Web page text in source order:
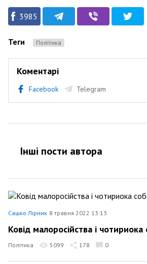
3985
Теги Політика
Коментарі
Facebook Telegram
Інші пости автора
Сашко Лірник 8 травня 2022 13:13
Ковід малоросійства і
Політика 5099 178 0